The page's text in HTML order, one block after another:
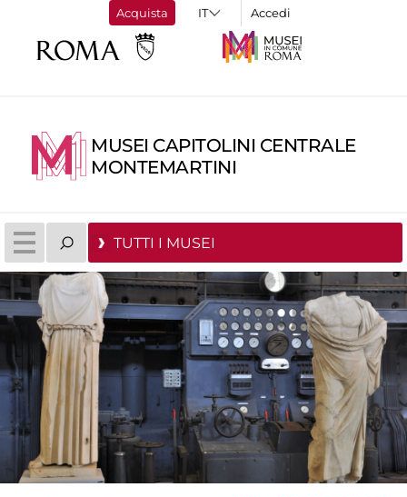
Acquista Accedi
MUSEI CAPITOLINI CENTRALE
MONTEMARTINI
TUTTI I MUSEI